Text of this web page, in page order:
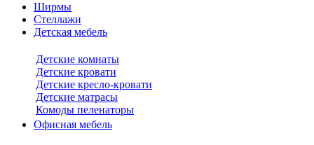
Ширмы
Стеллажи
Детская мебель
Детские комнаты
Детские кровати
Детские кресло-кровати
Детские матрасы
Комоды пеленаторы
Офисная мебель